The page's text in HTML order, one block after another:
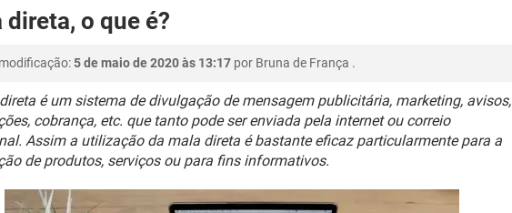
direta, o que é?
5 de maio de 2020 às 13:17 por Bruna de França .
é um sistema de divulgação de mensagem publicitária, marketing, avisos,
cobrança, etc. que tanto pode ser enviada pela internet ou correio
Assim a utilização da mala direta é bastante eficaz particularmente para a
de produtos, serviços ou para fins informativos.